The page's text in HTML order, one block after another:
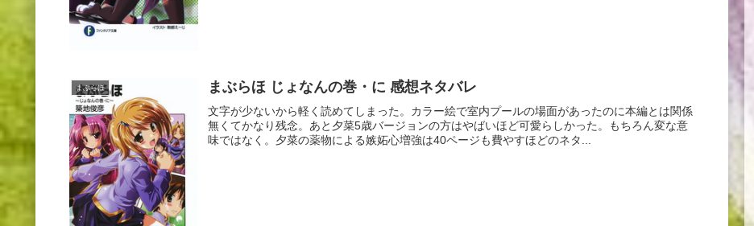
まぶらほ まぶらほ じょなんの巻・に 感想ネタバレ
文字が少ないから軽く読めてしまった。カラー絵で室内プールの場面があったのに本編とは関係
無くてかなり残念。あと夕菜5歳バージョンの方はやばいほど可愛らしかった。もちろん変な意
味ではなく。夕菜の薬物による嫉妬心増強は40ページも費やすほどのネタ...